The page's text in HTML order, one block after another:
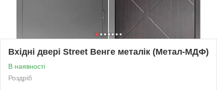
Вхідні двері Street Венге металік (Метал-МДФ)
В наявності
Роздріб